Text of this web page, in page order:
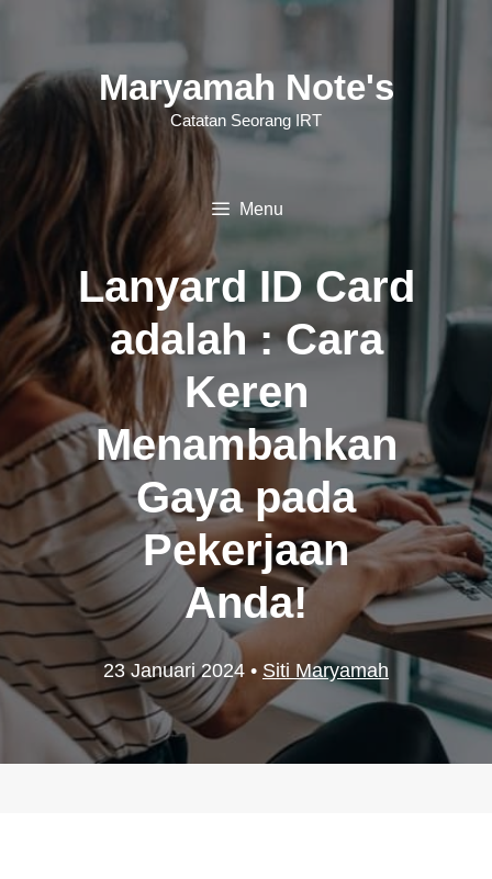
isi
Maryamah Note's
Catatan Seorang IRT
Menu
Lanyard ID Card
adalah : Cara
Keren
Menambahkan
Gaya pada
Pekerjaan
Anda!
23 Januari 2024 • Siti Maryamah